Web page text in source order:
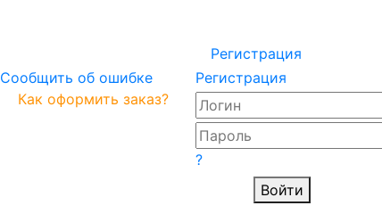
Регистрация
Сообщить об ошибке Регистрация
Как оформить заказ?
?
Войти